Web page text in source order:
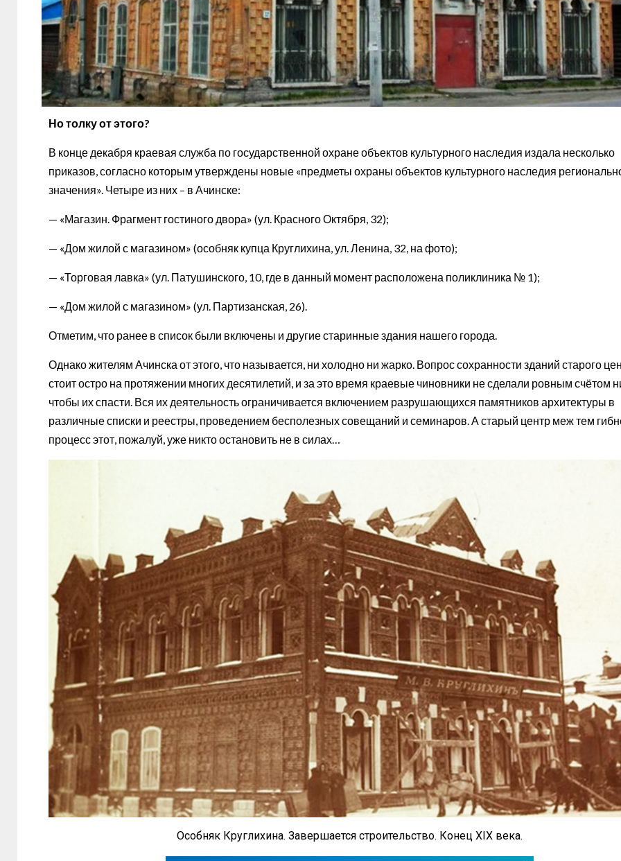
Но толку от этого?
В конце декабря краевая служба по государственной охране объектов культурного наследия издала несколько
приказов, согласно которым утверждены новые «предметы охраны объектов культурного наследия
значения». Четыре из них – в Ачинске:
— «Магазин. Фрагмент гостиного двора» (ул. Красного Октября, 32);
— «Дом жилой с магазином» (особняк купца Круглихина, ул. Ленина, 32, на фото);
— «Торговая лавка» (ул. Патушинского, 10, где в данный момент расположена поликлиника № 1);
— «Дом жилой с магазином» (ул. Партизанская, 26).
Отметим, что ранее в список были включены и другие старинные здания нашего города.
Однако жителям Ачинска от этого, что называется, ни холодно ни жарко. Вопрос сохранности зданий старого
стоит остро на протяжении многих десятилетий, и за это время краевые чиновники не сделали ровным счётом
чтобы их спасти. Вся их деятельность ограничивается включением разрушающихся памятников архитектуры в
различные списки и реестры, проведением бесполезных совещаний и семинаров. А старый центр меж тем
процесс этот, пожалуй, уже никто остановить не в силах…
Особняк Круглихина. Завершается строительство. Конец XIX века.